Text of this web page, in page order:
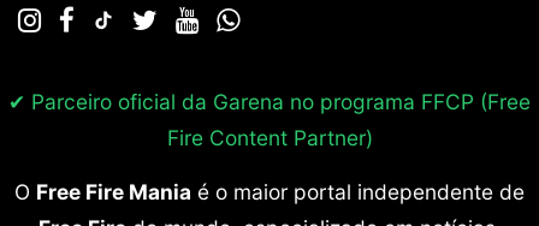
✔ Parceiro oficial da Garena no programa FFCP (Free
Fire Content Partner)
O Free Fire Mania é o maior portal independente de